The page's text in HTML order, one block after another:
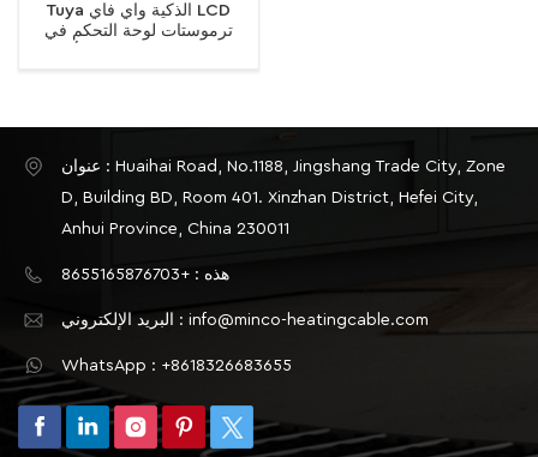
Tuya الذكية واي فاي LCD
ترموستات لوحة التحكم في
عنوان : Huaihai Road, No.1188, Jingshang Trade City, Zone
D, Building BD, Room 401. Xinzhan District, Hefei City,
Anhui Province, China 230011
هذه : +8655165876703
البريد الإلكتروني : info@minco-heatingcable.com
WhatsApp : +8618326683655